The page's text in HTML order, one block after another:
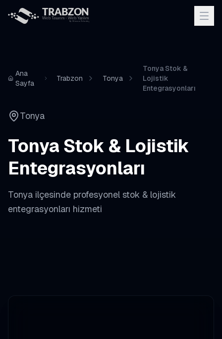
Ana
Sayfa
Trabzon Tonya
Tonya Stok &
Lojistik
Entegrasyonları
Tonya
Tonya Stok & Lojistik
Entegrasyonları
Tonya ilçesinde profesyonel stok & lojistik
entegrasyonları hizmeti